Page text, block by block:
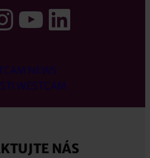
YouTube
NEWS
WESTCAM
NÁS